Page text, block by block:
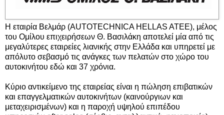
Η εταιρία Βελμάρ (AUTOTECHNICA HELLAS ATEE), μέλος
του Ομίλου επιχειρήσεων Θ. Βασιλάκη αποτελεί μία από τις
μεγαλύτερες εταιρείες λιανικής στην Ελλάδα και υπηρετεί με
απόλυτο σεβασμό τις ανάγκες των πελατών στο χώρο του
αυτοκινήτου εδώ και 37 χρόνια.
Κύριο αντικείμενο της εταιρείας είναι η πώληση επιβατικών
και επαγγελματικών αυτοκινήτων (καινούργιων και
μεταχειρισμένων) και η παροχή υψηλού επιπέδου